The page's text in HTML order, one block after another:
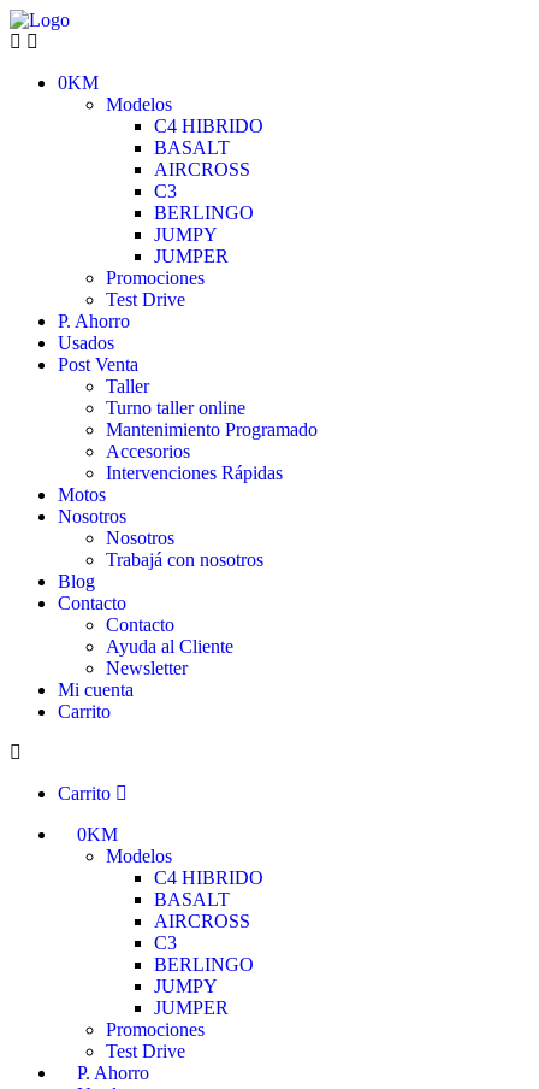
0KM
Modelos
C4 HIBRIDO
BASALT
AIRCROSS
C3
BERLINGO
JUMPY
JUMPER
Promociones
Test Drive
P. Ahorro
Usados
Post Venta
Taller
Turno taller online
Mantenimiento Programado
Accesorios
Intervenciones Rápidas
Motos
Nosotros
Nosotros
Trabajá con nosotros
Blog
Contacto
Contacto
Ayuda al Cliente
Newsletter
Mi cuenta
Carrito
Carrito
0KM
Modelos
C4 HIBRIDO
BASALT
AIRCROSS
C3
BERLINGO
JUMPY
JUMPER
Promociones
Test Drive
P. Ahorro